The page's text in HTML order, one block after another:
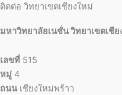
ติดต่อ วิทยาเขตเชียงใหม่
มหาวิทยาลัยเนชั่น วิทยาเขตเชีย
เลขที่ 515
หมู่ 4
ถนน เชียงใหม่พร้าว